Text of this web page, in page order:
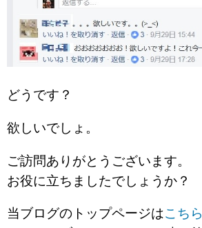
どうです？
欲しいでしょ。
ご訪問ありがとうございます。
お役に立ちましたでしょうか？
当ブログのトップページはこちら